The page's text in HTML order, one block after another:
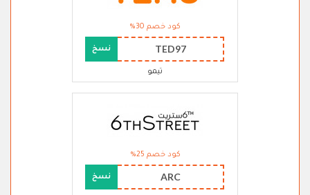
كود خصم 30%
TED97 نسخ
تيمو
كود خصم 25%
ARC نسخ